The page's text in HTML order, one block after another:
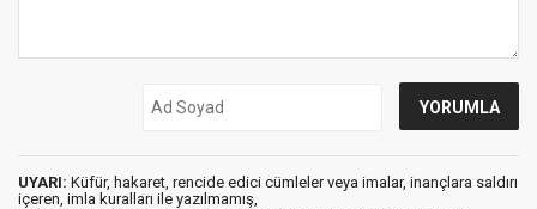
UYARI: Küfür, hakaret, rencide edici cümleler veya imalar, inançlara saldırı
içeren, imla kuralları ile yazılmamış,